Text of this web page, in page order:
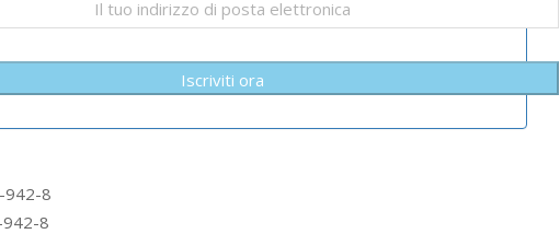
Iscriviti ora
942-8
8